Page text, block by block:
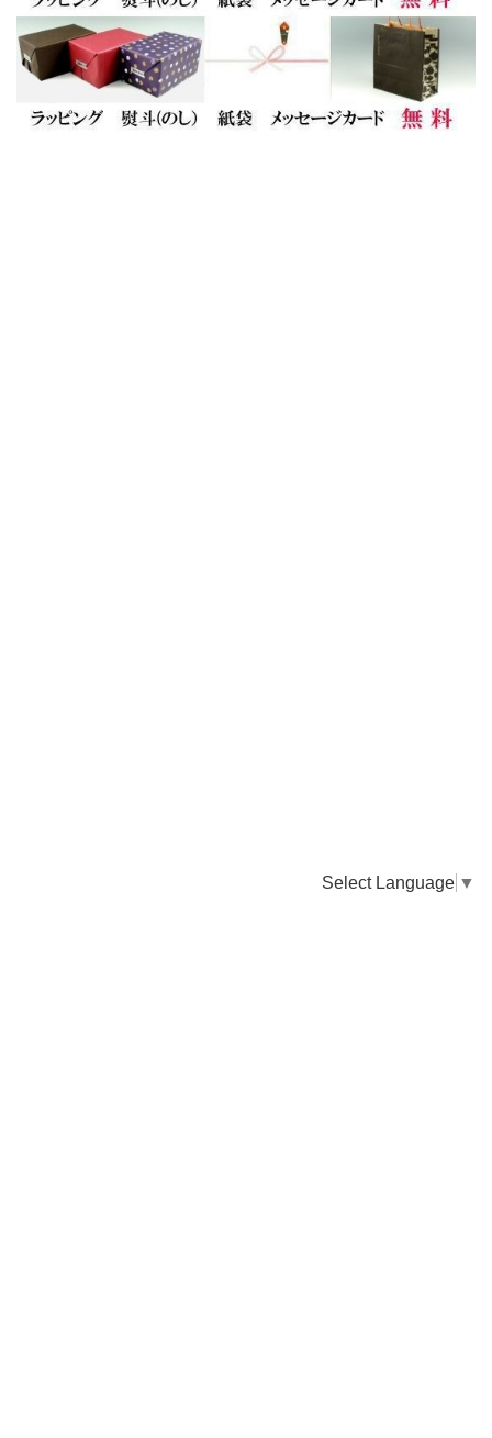
Select Language ▼